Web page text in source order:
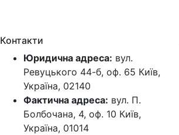
Контакти
Юридична адреса: вул.
Ревуцького 44-б, оф. 65 Київ,
Україна, 02140
Фактична адреса: вул. П.
Болбочана, 4, оф. 10 Київ,
Україна, 01014